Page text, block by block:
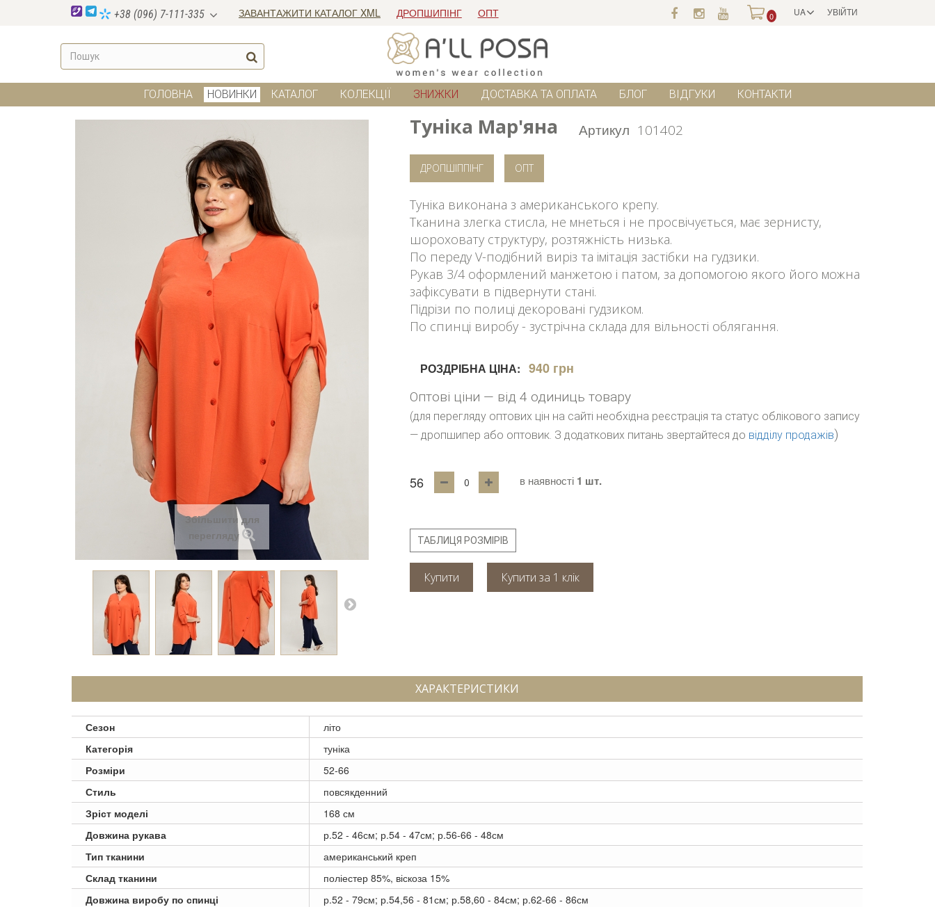
УВІЙТИ
UA
+38 (096) 7-111-335 ЗАВАНТАЖИТИ КАТАЛОГ XML ДРОПШИПІНГ ОПТ 0
ГОЛОВНА НОВИНКИ КАТАЛОГ КОЛЕКЦІЇ ЗНИЖКИ ДОСТАВКА ТА ОПЛАТА БЛОГ ВІДГУКИ КОНТАКТИ
Збільшити для
перегляду
Туніка Мар'яна Артикул 101402
ДРОПШІППІНГ ОПТ
Туніка виконана з американського крепу.
Тканина злегка стисла, не мнеться і не просвічується, має зернисту,
шороховату структуру, розтяжність низька.
По переду V-подібний виріз та імітація застібки на гудзики.
Рукав 3/4 оформлений манжетою і патом, за допомогою якого його можна
зафіксувати в підвернути стані.
Підрізи по полиці декоровані гудзиком.
По спинці виробу - зустрічна склада для вільності облягання.
РОЗДРІБНА ЦІНА: 940 грн
Оптові ціни — від 4 одиниць товару
(для перегляду оптових цін на сайті необхідна реєстрація та статус облікового запису
— дропшипер або оптовик. З додаткових питань звертайтеся до відділу продажів)
56 в наявності 1 шт.
ТАБЛИЦЯ РОЗМІРІВ
Купити
ХАРАКТЕРИСТИКИ
Сезон
літо
Категорія
туніка
Розміри
52-66
Стиль
повсякденний
Зріст моделі
168 см
Довжина рукава
р.52 - 46см; р.54 - 47см; р.56-66 - 48см
Тип тканини
американський креп
Склад тканини
поліестер 85%, віскоза 15%
Довжина виробу по спинці
р.52 - 79см; р.54,56 - 81см; р.58,60 - 84см; р.62-66 - 86см